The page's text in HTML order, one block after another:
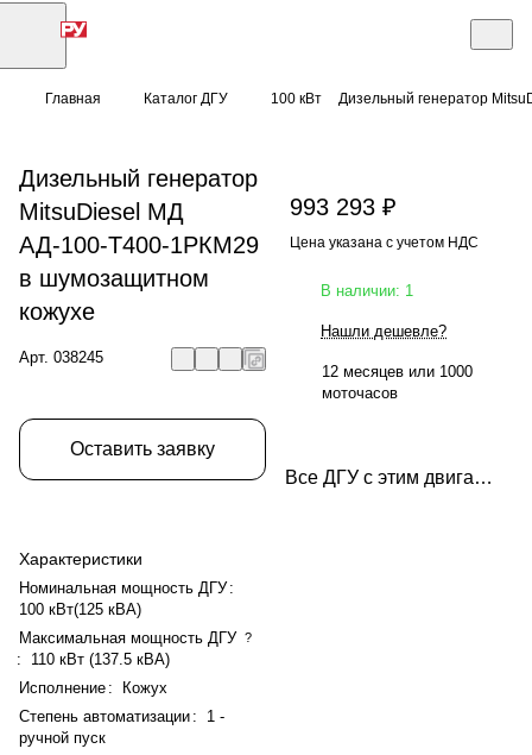
Главная Каталог ДГУ 100 кВт Дизельный генератор
Дизельный генератор
MitsuDiesel МД
АД-100-Т400-1РКМ29
в шумозащитном
кожухе
Арт. 038245
Оставить заявку
Характеристики
Номинальная мощность ДГУ :
100 кВт(125 кВА)
Максимальная мощность ДГУ ?
:
110 кВт (137.5 кВА)
Исполнение :
Кожух
Степень автоматизации :
1 -
ручной пуск
993 293 ₽
Цена указана с учетом НДС
В наличии: 1
Нашли дешевле?
12 месяцев или 1000
моточасов
Все ДГУ с этим двигателем